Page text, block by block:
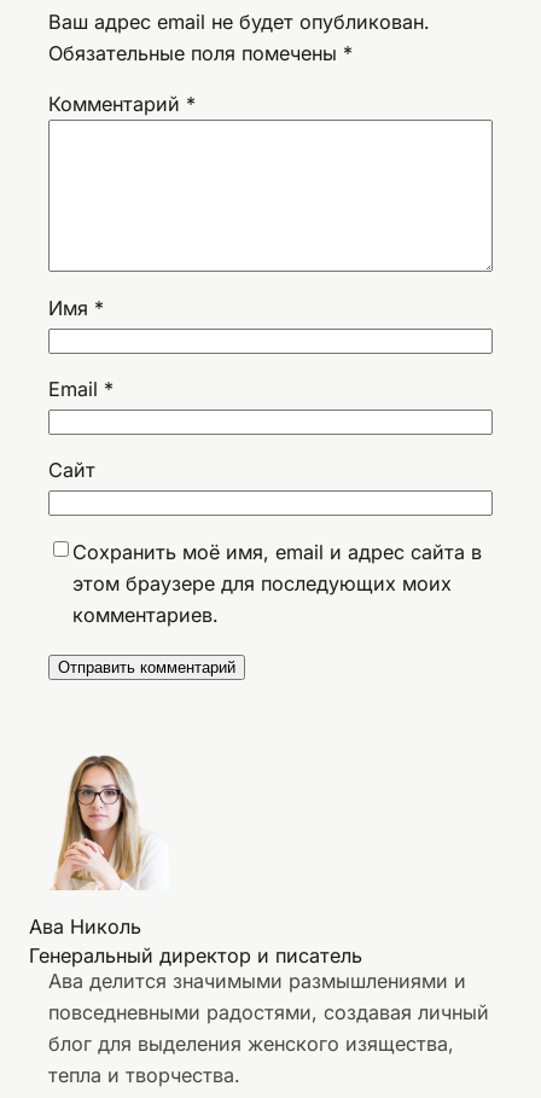
Ваш адрес email не будет опубликован.
Обязательные поля помечены *
Комментарий *
Имя *
Email *
Сайт
Сохранить моё имя, email и адрес сайта в
этом браузере для последующих моих
комментариев.
Ава Николь
Генеральный директор и писатель
Ава делится значимыми размышлениями и
повседневными радостями, создавая личный
блог для выделения женского изящества,
тепла и творчества.